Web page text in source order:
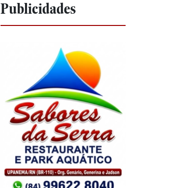
Publicidades